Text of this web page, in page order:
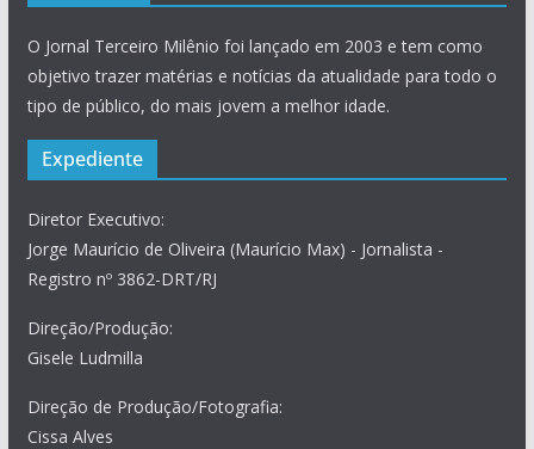
O Jornal Terceiro Milênio foi lançado em 2003 e tem como
objetivo trazer matérias e notícias da atualidade para todo o
tipo de público, do mais jovem a melhor idade.
Expediente
Diretor Executivo:
Jorge Maurício de Oliveira (Maurício Max) - Jornalista -
Registro nº 3862-DRT/RJ
Direção/Produção:
Gisele Ludmilla
Direção de Produção/Fotografia:
Cissa Alves